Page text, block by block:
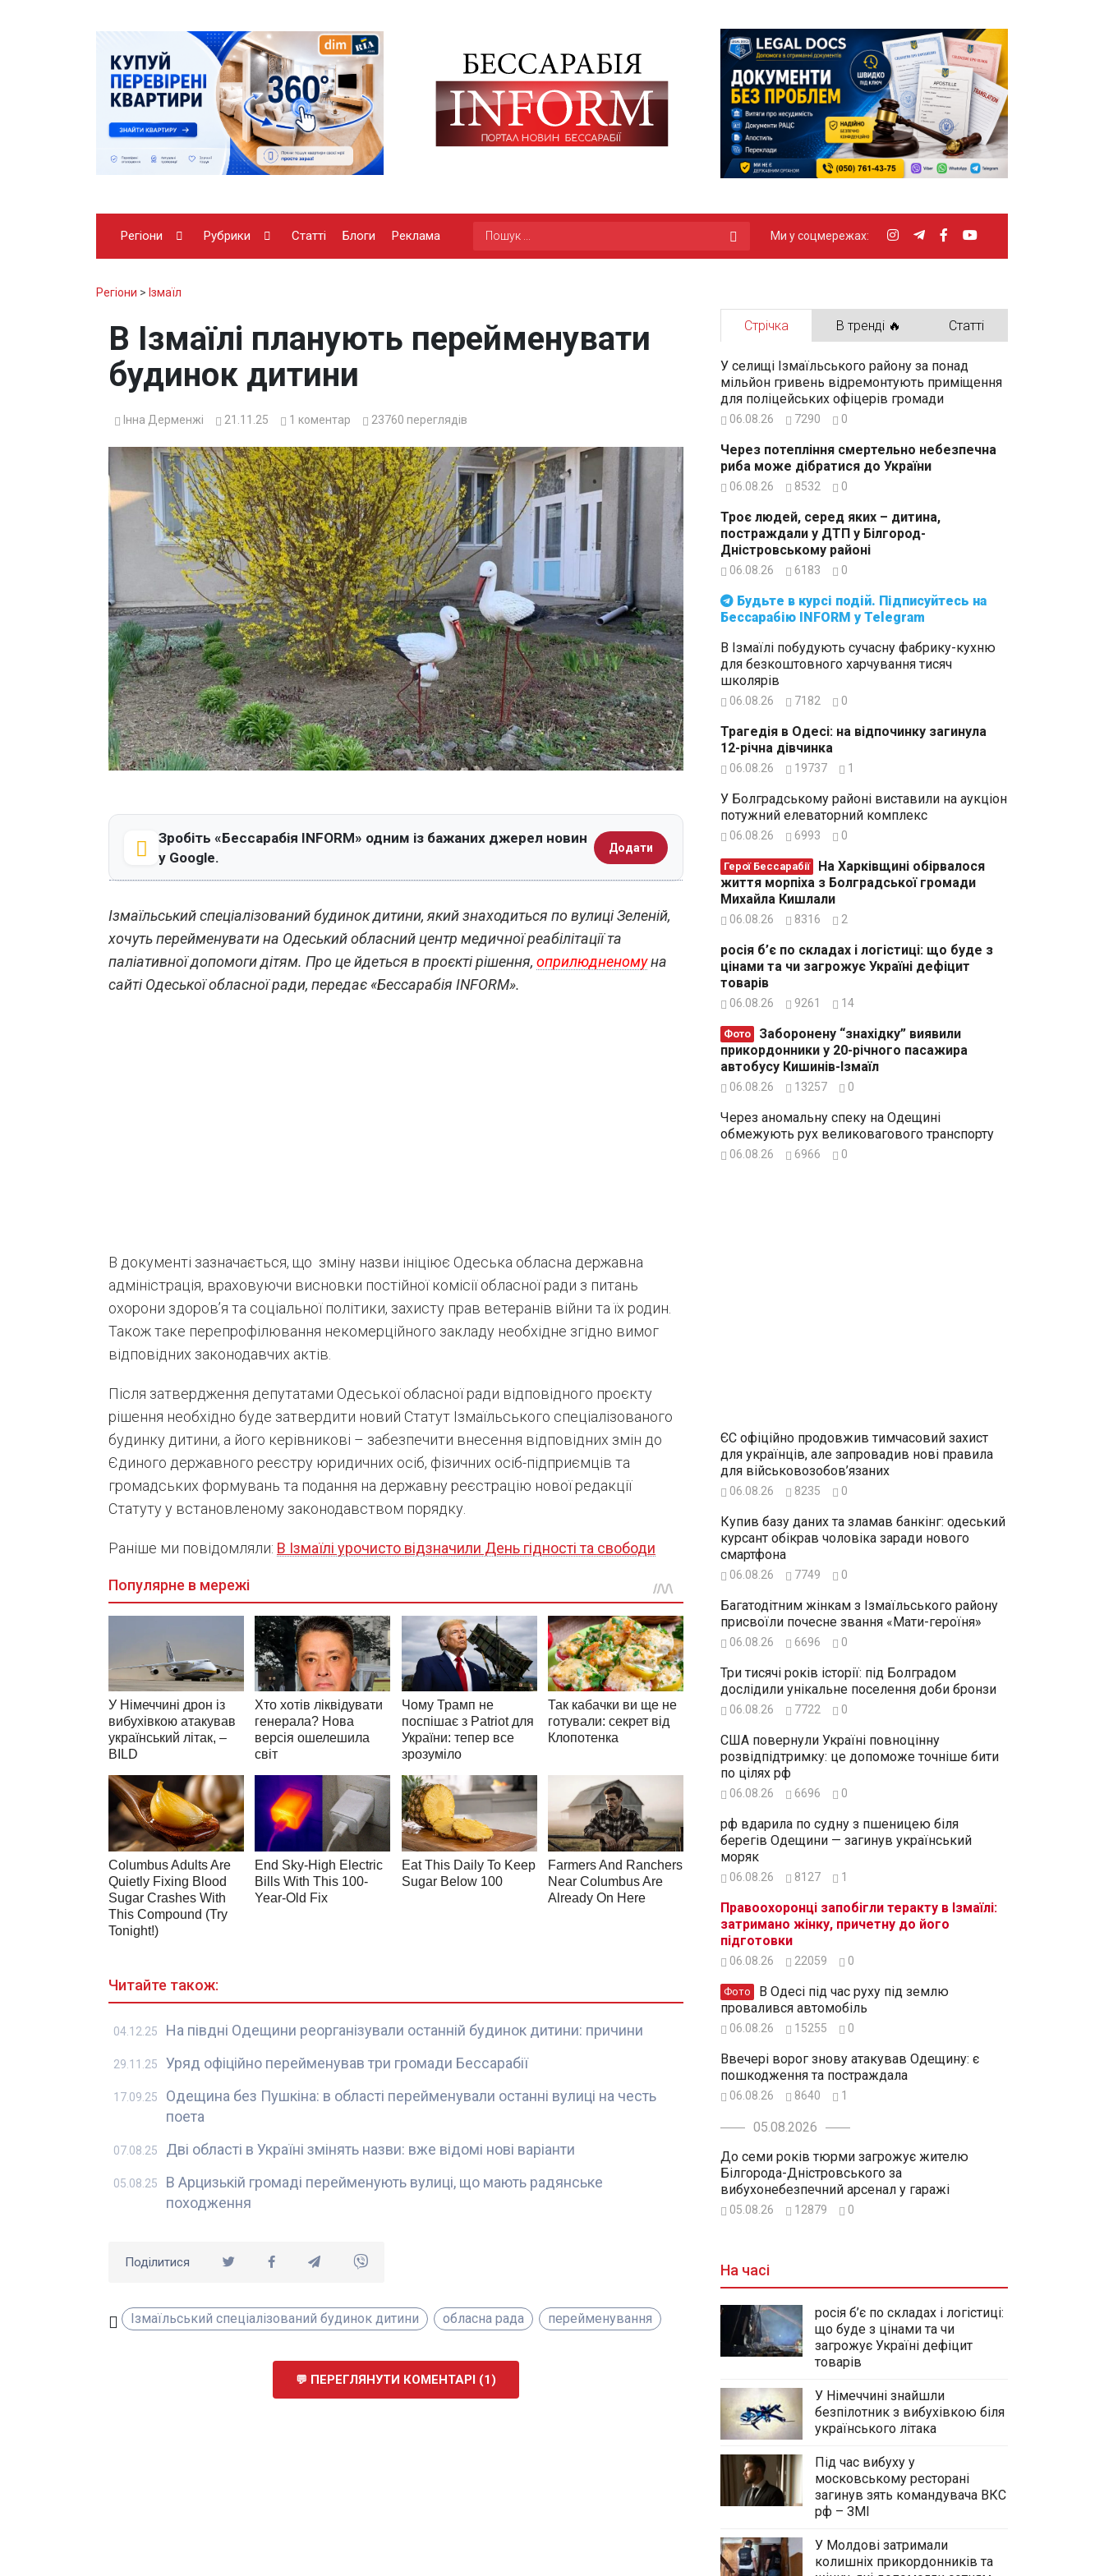
Регіони Рубрики Статті Блоги Реклама Ми у соцмережах:
Регіони > Ізмаїл
В Ізмаїлі планують перейменувати
будинок дитини
Інна Дерменжі 21.11.25 1 коментар 23760 переглядів
Зробіть «Бессарабія INFORM» одним із бажаних джерел новин
у Google.
Додати
Ізмаїльський спеціалізований будинок дитини, який знаходиться по вулиці Зеленій,
хочуть перейменувати на Одеський обласний центр медичної реабілітації та
паліативної допомоги дітям. Про це йдеться в проєкті рішення, оприлюдненомуна
сайті Одеської обласної ради, передає «Бессарабія INFORM».
В документі зазначається, що зміну назви ініціює Одеська обласна державна
адміністрація, враховуючи висновки постійної комісії обласної ради з питань
охорони здоров’я та соціальної політики, захисту прав ветеранів війни та їх родин.
Також таке перепрофілювання некомерційного закладу необхідне згідно вимог
відповідних законодавчих актів.
Після затвердження депутатами Одеської обласної ради відповідного проєкту
рішення необхідно буде затвердити новий Статут Ізмаїльського спеціалізованого
будинку дитини, а його керівникові – забезпечити внесення відповідних змін до
Єдиного державного реєстру юридичних осіб, фізичних осіб-підприємців та
громадських формувань та подання на державну реєстрацію нової редакції
Статуту у встановленому законодавством порядку.
Раніше ми повідомляли: В Ізмаїлі урочисто відзначили День гідності та свободи
Читайте також:
На півдні Одещини реорганізували останній будинок дитини: причини
04.12.25
Уряд офіційно перейменував три громади Бессарабії
29.11.25
Одещина без Пушкіна: в області перейменували останні вулиці на честь
поета
17.09.25
Дві області в Україні змінять назви: вже відомі нові варіанти
07.08.25
В Арцизькій громаді перейменують вулиці, що мають радянське
походження
05.08.25
Поділитися
Ізмаїльський спеціалізований будинок дитини обласна рада перейменування
ПЕРЕГЛЯНУТИ КОМЕНТАРІ (1)
Стрічка В тренді 🔥 Статті
Бессарабію INFORM у Telegram
У селищі Ізмаїльського району за понад
мільйон гривень відремонтують приміщення
для поліцейських офіцерів громади
06.08.26 7290 0
Через потепління смертельно небезпечна
риба може дібратися до України
06.08.26 8532 0
Троє людей, серед яких – дитина,
постраждали у ДТП у Білгород-
Дністровському районі
06.08.26 6183 0
В Ізмаїлі побудують сучасну фабрику-кухню
для безкоштовного харчування тисяч
школярів
06.08.26 7182 0
Трагедія в Одесі: на відпочинку загинула
12-річна дівчинка
06.08.26 19737 1
У Болградському районі виставили на аукціон
потужний елеваторний комплекс
06.08.26 6993 0
Герої Бессарабії
життя морпіха з Болградської громади
Михайла Кишлали
06.08.26 8316 2
росія б’є по складах і логістиці: що буде з
цінами та чи загрожує Україні дефіцит
товарів
06.08.26 9261 14
Фото
прикордонники у 20-річного пасажира
автобусу Кишинів-Ізмаїл
06.08.26 13257 0
Через аномальну спеку на Одещині
обмежують рух великовагового транспорту
06.08.26 6966 0
ЄС офіційно продовжив тимчасовий захист
для українців, але запровадив нові правила
для військовозобов’язаних
06.08.26 8235 0
Купив базу даних та зламав банкінг: одеський
курсант обікрав чоловіка заради нового
смартфона
06.08.26 7749 0
Багатодітним жінкам з Ізмаїльського району
присвоїли почесне звання «Мати-героїня»
06.08.26 6696 0
Три тисячі років історії: під Болградом
дослідили унікальне поселення доби бронзи
06.08.26 7722 0
США повернули Україні повноцінну
розвідпідтримку: це допоможе точніше бити
по цілях рф
06.08.26 6696 0
рф вдарила по судну з пшеницею біля
берегів Одещини — загинув український
моряк
06.08.26 8127 1
Правоохоронці запобігли теракту в Ізмаїлі:
затримано жінку, причетну до його
підготовки
06.08.26 22059 0
Фото
провалився автомобіль
06.08.26 15255 0
Ввечері ворог знову атакував Одещину: є
пошкодження та постраждала
06.08.26 8640 1
05.08.2026
До семи років тюрми загрожує жителю
Білгорода-Дністровського за
вибухонебезпечний арсенал у гаражі
05.08.26 12879 0
На часі
росія б’є по складах і логістиці:
що буде з цінами та чи
загрожує Україні дефіцит
товарів
У Німеччині знайшли
безпілотник з вибухівкою біля
українського літака
Під час вибуху у
московському ресторані
загинув зять командувача ВКС
рф – ЗМІ
У Молдові затримали
колишніх прикордонників та